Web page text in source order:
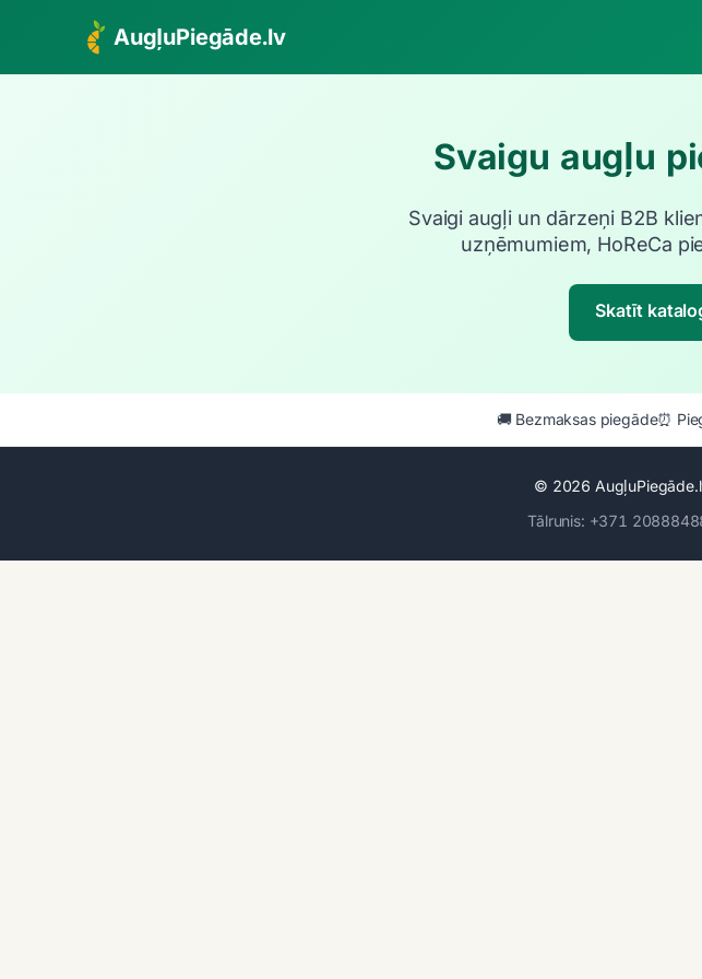
AugļuPiegāde.lv
Svaigu augļu
Svaigi augļi un dārzeņi B2B
uzņēmumiem, HoReCa
Skatīt
🚚 Bezmaksas piegāde⏰
© 2026
Tālrunis: +371